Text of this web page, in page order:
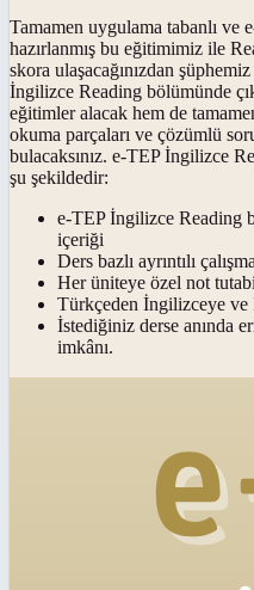
Tamamen uygulama tabanlı ve
hazırlanmış bu eğitimimiz ile
skora ulaşacağınızdan
İngilizce Reading bölümünde
eğitimler alacak hem de
okuma parçaları ve çözümlü
bulacaksınız. e-TEP İngilizce
şu şekildedir:
e-TEP İngilizce Reading
içeriği
Ders bazlı ayrıntılı
Her üniteye özel not
Türkçeden İngilizceye
İstediğiniz derse anında
imkânı.